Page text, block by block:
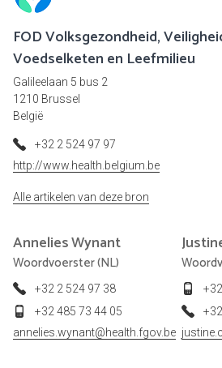
FOD Volksgezondheid,
Voedselketen en Leefmilieu
Galileelaan 5 bus 2
1210 Brussel
België
+32 2 524 97 97
http://www.health.belgium.be
Alle artikelen van deze bron
AnneliesWynant
Woordvoerster (NL)
+32 2 524 97 38
+32 485 73 44 05
annelies.wynant@health.fgov.be